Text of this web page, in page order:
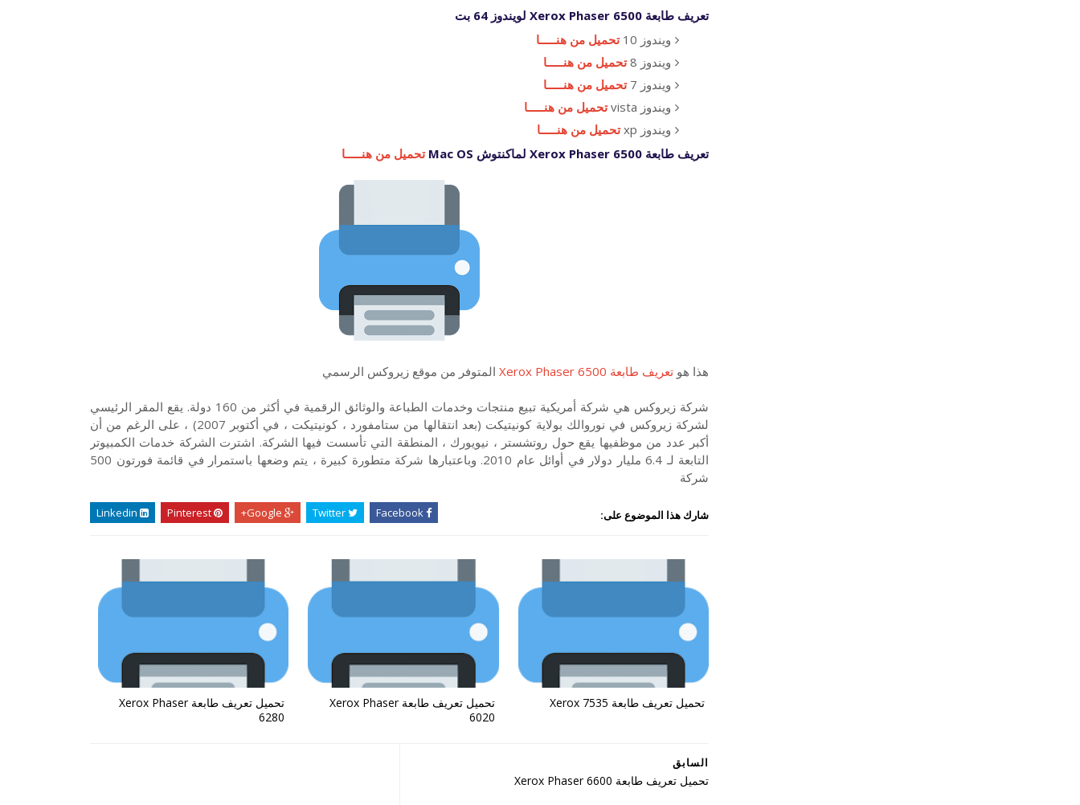
تعريف طابعة Xerox Phaser 6500 لويندوز 64 بت
ويندوز 10
تحميل من هنـــــا
ويندوز 8
تحميل من هنـــــا
ويندوز 7
تحميل من هنـــــا
ويندوز vista
تحميل من هنـــــا
ويندوز xp
تحميل من هنـــــا
تعريف طابعة Xerox Phaser 6500 لماكنتوش Mac OS
تحميل من هنـــــا
هذا هو تعريف طابعة Xerox Phaser 6500 المتوفر من موقع زيروكس الرسمي
شركة زيروكس هي شركة أمريكية تبيع منتجات وخدمات الطباعة والوثائق الرقمية في أكثر من 160 دولة. يقع المقر الرئيسي
لشركة زيروكس في نوروالك بولاية كونيتيكت (بعد انتقالها من ستامفورد ، كونيتيكت ، في أكتوبر 2007) ، على الرغم من أن
أكبر عدد من موظفيها يقع حول روتشستر ، نيويورك ، المنطقة التي تأسست فيها الشركة. اشترت الشركة خدمات الكمبيوتر
التابعة لـ 6.4 مليار دولار في أوائل عام 2010. وباعتبارها شركة متطورة كبيرة ، يتم وضعها باستمرار في قائمة فورتون 500
شركة
شارك هذا الموضوع على:
تحميل تعريف طابعة Xerox 7535
تحميل تعريف طابعة Xerox Phaser
6020
تحميل تعريف طابعة Xerox Phaser
6280
السابق
تحميل تعريف طابعة Xerox Phaser 6600